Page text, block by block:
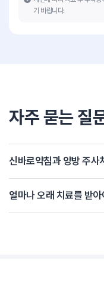
기 바랍니다.
자주 묻는 질
신바로약침과 양방 주사
얼마나 오래 치료를 받